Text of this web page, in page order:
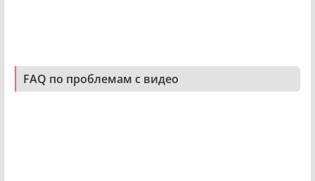
FAQ по проблемам с видео